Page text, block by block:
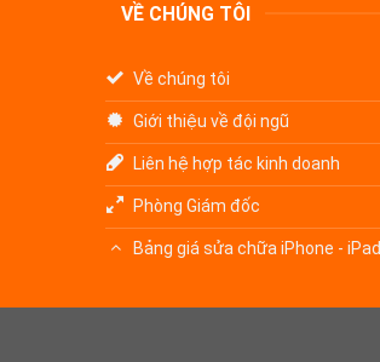
VỀ CHÚNG TÔI
Về chúng tôi
Giới thiệu về đội ngũ
Liên hệ hợp tác kinh doanh
Phòng Giám đốc
Bảng giá sửa chữa iPhone - iPad